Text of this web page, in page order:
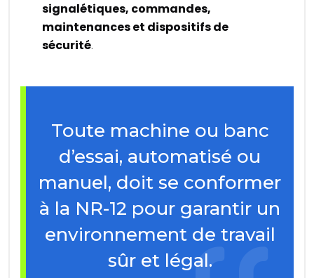
signalétiques, commandes,
maintenances et dispositifs de
sécurité.
Toute machine ou banc
d’essai, automatisé ou
manuel, doit se conformer
à la NR-12 pour garantir un
environnement de travail
sûr et légal.